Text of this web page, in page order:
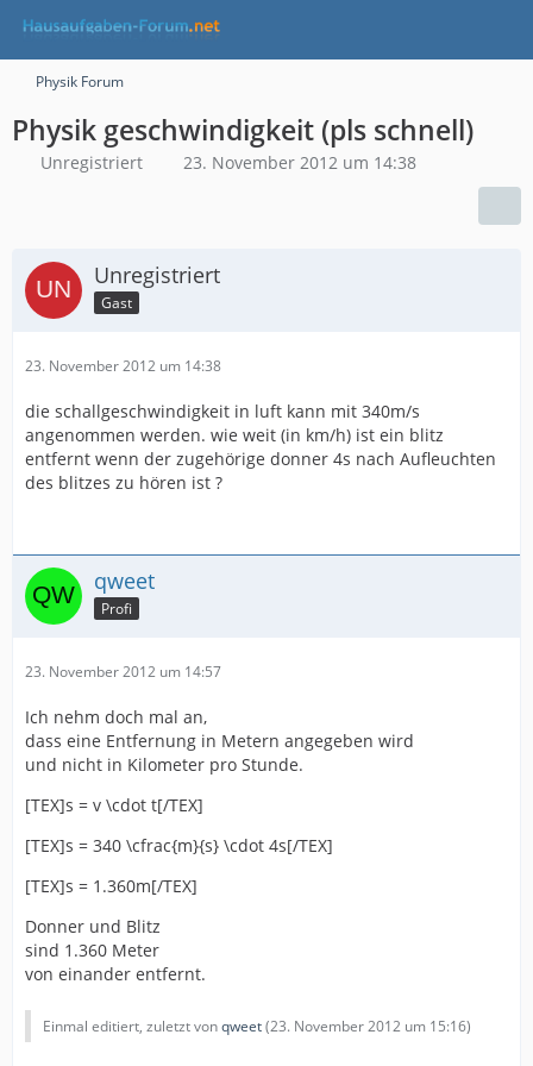
Physik Forum
Physik geschwindigkeit (pls schnell)
Unregistriert 23. November 2012 um 14:38
Unregistriert
Gast
23. November 2012 um 14:38
die schallgeschwindigkeit in luft kann mit 340m/s
angenommen werden. wie weit (in km/h) ist ein blitz
entfernt wenn der zugehörige donner 4s nach Aufleuchten
des blitzes zu hören ist ?
qweet
Profi
23. November 2012 um 14:57
Ich nehm doch mal an,
dass eine Entfernung in Metern angegeben wird
und nicht in Kilometer pro Stunde.
[TEX]s = v \cdot t[/TEX]
[TEX]s = 340 \cfrac{m}{s} \cdot 4s[/TEX]
[TEX]s = 1.360m[/TEX]
Donner und Blitz
sind 1.360 Meter
von einander entfernt.
Einmal editiert, zuletzt vonqweet(23. November 2012 um 15:16)